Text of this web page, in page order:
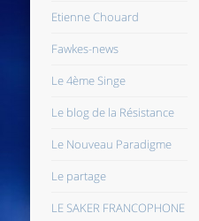
Etienne Chouard
Fawkes-news
Le 4ème Singe
Le blog de la Résistance
Le Nouveau Paradigme
Le partage
LE SAKER FRANCOPHONE